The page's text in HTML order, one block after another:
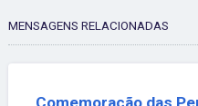
MENSAGENS RELACIONADAS